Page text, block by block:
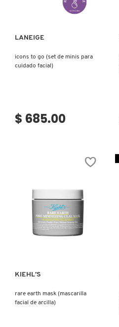
LANEIGE
icons to go (set de minis para
cuidado facial)
$ 685.00
Ver más
KIEHL’S
rare earth mask (mascarilla
facial de arcilla)